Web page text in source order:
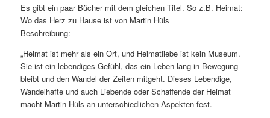
Es gibt ein paar Bücher mit dem gleichen Titel. So z.B. Heimat:
Wo das Herz zu Hause ist von Martin Hüls
Beschreibung:
„Heimat ist mehr als ein Ort, und Heimatliebe ist kein Museum.
Sie ist ein lebendiges Gefühl, das ein Leben lang in Bewegung
bleibt und den Wandel der Zeiten mitgeht. Dieses Lebendige,
Wandelhafte und auch Liebende oder Schaffende der Heimat
macht Martin Hüls an unterschiedlichen Aspekten fest.